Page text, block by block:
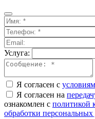
Услуга:
Я согласен с
Я согласен на
ознакомлен с политикой
обработки